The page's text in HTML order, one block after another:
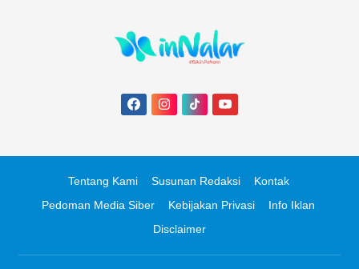
Tentang Kami Susunan Redaksi
Kontak
Pedoman Media Siber
Kebijakan Privasi
Info Iklan
Disclaimer